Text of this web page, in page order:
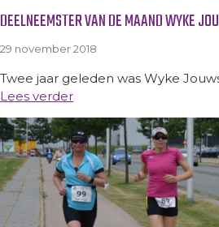
DEELNEEMSTER VAN DE MAAND WYKE
29 november 2018
Twee jaar geleden was Wyke
Lees verder